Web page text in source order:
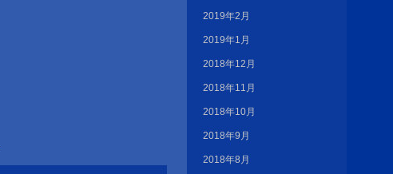
2019年2月
2019年1月
2018年12月
2018年11月
2018年10月
2018年9月
2018年8月